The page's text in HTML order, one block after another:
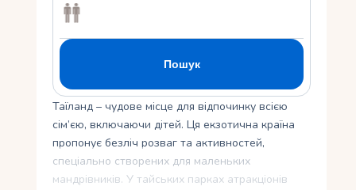
Таїланд – чудове місце для відпочинку всією
сім’єю, включаючи дітей. Ця екзотична країна
пропонує безліч розваг та активностей,
спеціально створених для маленьких
мандрівників. У тайських парках атракціонів